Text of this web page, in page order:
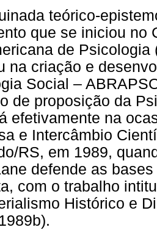
teórico-
que se iniciou no
de
na criação e
Social –
de proposição da
efetivamente na
e Intercâmbio
RS, em 1989,
defende as
com o trabalho
Histórico e